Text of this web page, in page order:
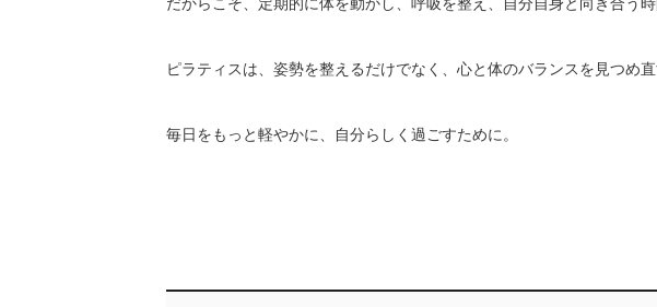
ピラティスは、姿勢を整えるだけでなく、心と体のバランスを見つめ
毎日をもっと軽やかに、自分らしく過ごすために。